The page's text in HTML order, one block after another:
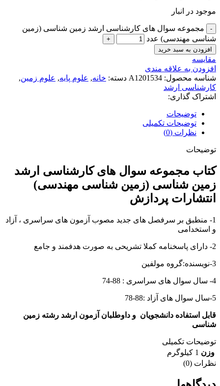
موجود در انبار
مجموعه سوال های کارشناسی ارشد زمین شناسی (زمین
شناسی مهندسی) عدد
افزودن به سبد خرید
مقايسه
افزودن به علاقه مندی
شناسه محصول: A1201534 دسته: خانه, علوم پایه, علوم زمین,
کارشناسی ارشد
اشتراک گذاری:
توضیحات
توضیحات تکمیلی
نظرات (0)
توضیحات
کتاب مجموعه سوال های کارشناسی ارشد
زمین شناسی (زمین شناسی مهندسی)
انتشارات پردازش
1- منطبق بر سرفصل های جدید مصوب آزمون های سراسری ، آزاد
و استخدامی
2- دارای پاسخنامه کملا تشریحی به صورت هدفمند و جامع
3-نویسنده:گروه مولفین
4- سال سوال های سراسری : 88-74
5-سال سوال های آزاد :88-78
قابل استفاده دانشجویان و داوطلبان آزمون ارشد رشته زمین
شناسی
توضیحات تکمیلی
وزن 1 کیلوگرم
نظرات (0)